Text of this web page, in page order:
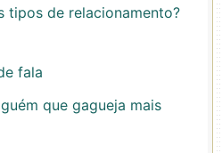
tipos de relacionamento?
fala
que gagueja mais